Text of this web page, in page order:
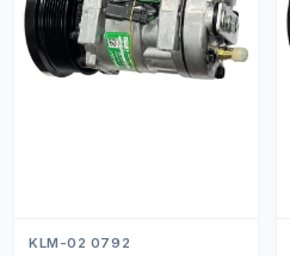
KLM-02 0792